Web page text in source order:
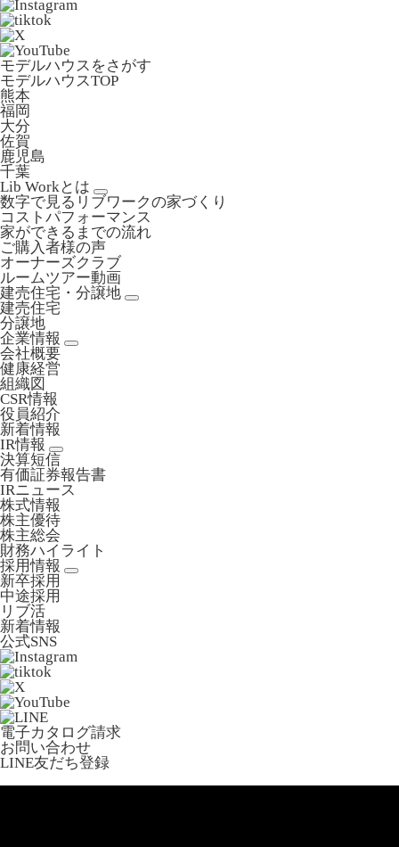
モデルハウスをさがす
モデルハウスTOP
熊本
福岡
大分
佐賀
鹿児島
千葉
Lib Workとは
数字で見るリブワークの家づくり
コストパフォーマンス
家ができるまでの流れ
ご購入者様の声
オーナーズクラブ
ルームツアー動画
建売住宅・分譲地
建売住宅
分譲地
企業情報
会社概要
健康経営
組織図
CSR情報
役員紹介
新着情報
IR情報
決算短信
有価証券報告書
IRニュース
株式情報
株主優待
株主総会
財務ハイライト
採用情報
新卒採用
中途採用
リブ活
新着情報
公式SNS
電子カタログ請求
お問い合わせ
LINE友だち登録